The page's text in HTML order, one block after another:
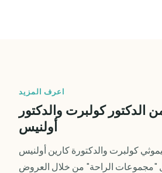
اعرف المزيد
الدكتور كولبرت والدكتور
أولنيس
كولبرت والدكتورة كارين أولنيس
"مجموعات الراحة" من خلال العروض